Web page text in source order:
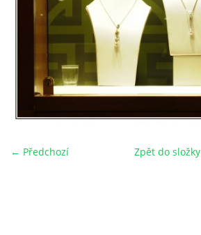
© 2026 eStránky.cz
← Předchozí Zpět do složky